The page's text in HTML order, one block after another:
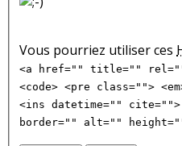
Vous pourriez utiliser ces
<a href="" title="" rel=""
<code> <pre class="">
<ins datetime=""
border="" alt=""